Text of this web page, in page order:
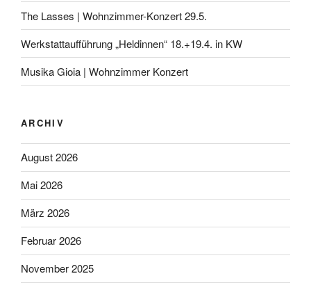
The Lasses | Wohnzimmer-Konzert 29.5.
Werkstattaufführung „Heldinnen“ 18.+19.4. in KW
Musika Gioia | Wohnzimmer Konzert
ARCHIV
August 2026
Mai 2026
März 2026
Februar 2026
November 2025